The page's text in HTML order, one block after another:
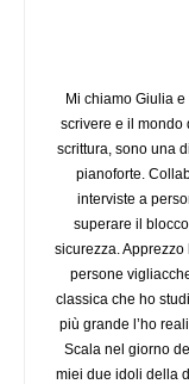
Mi chiamo Giulia
scrivere e il mondo
scrittura, sono una
pianoforte.
interviste a
superare il
sicurezza.
persone
classica che ho
più grande l’ho
Scala nel giorno
miei due idoli della